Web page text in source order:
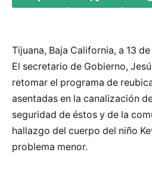
Tijuana, Baja California, a 13
El secretario de Gobierno,
retomar el programa de
asentadas en la canalización
seguridad de éstos y de la
hallazgo del cuerpo del niño
problema menor.